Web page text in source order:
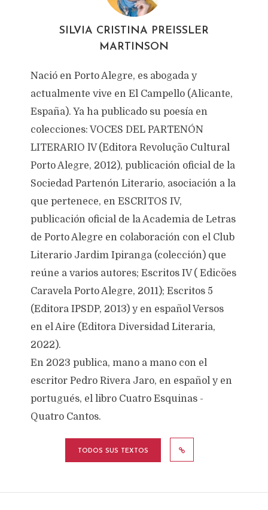
SILVIA CRISTINA PREISSLER
MARTINSON
Nació en Porto Alegre, es abogada y
actualmente vive en El Campello (Alicante,
España). Ya ha publicado su poesía en
colecciones: VOCES DEL PARTENÓN
LITERARIO lV (Editora Revolução Cultural
Porto Alegre, 2012), publicación oficial de la
Sociedad Partenón Literario, asociación a la
que pertenece, en ESCRITOS IV,
publicación oficial de la Academia de Letras
de Porto Alegre en colaboración con el Club
Literario Jardim Ipiranga (colección) que
reúne a varios autores; Escritos IV ( Edicões
Caravela Porto Alegre, 2011); Escritos 5
(Editora IPSDP, 2013) y en español Versos
en el Aire (Editora Diversidad Literaria,
2022).
En 2023 publica, mano a mano con el
escritor Pedro Rivera Jaro, en español y en
portugués, el libro Cuatro Esquinas -
Quatro Cantos.
TODOS SUS TEXTOS